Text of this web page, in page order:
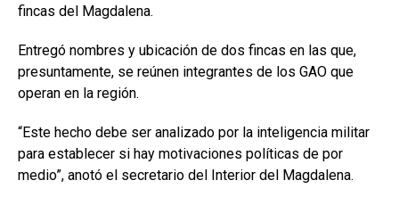
fincas del Magdalena.
Entregó nombres y ubicación de dos fincas en las que,
presuntamente, se reúnen integrantes de los GAO que
operan en la región.
“Este hecho debe ser analizado por la inteligencia militar
para establecer si hay motivaciones políticas de por
medio”, anotó el secretario del Interior del Magdalena.